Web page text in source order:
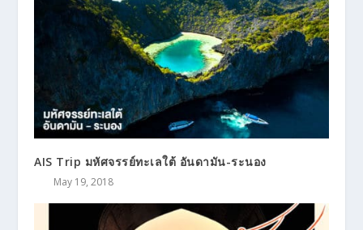
PREVIOUS
เดินชิลๆ ถ่ายภาพ Seascape
กับฟิลเตอร์ LEE ND
NEXT
Review Canon EOS M5
RELATED POSTS